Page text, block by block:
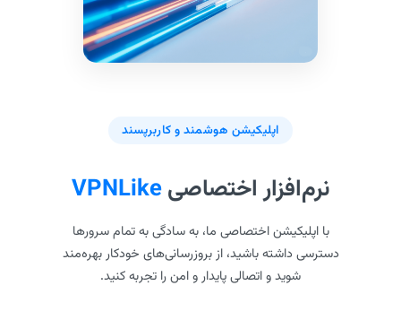
اپلیکیشن هوشمند و کاربرپسند
نرم‌افزار اختصاصیVPNLike
با اپلیکیشن اختصاصی ما، به سادگی به تمام سرورها
دسترسی داشته باشید، از بروزرسانی‌های خودکار بهره‌مند
شوید و اتصالی پایدار و امن را تجربه کنید.